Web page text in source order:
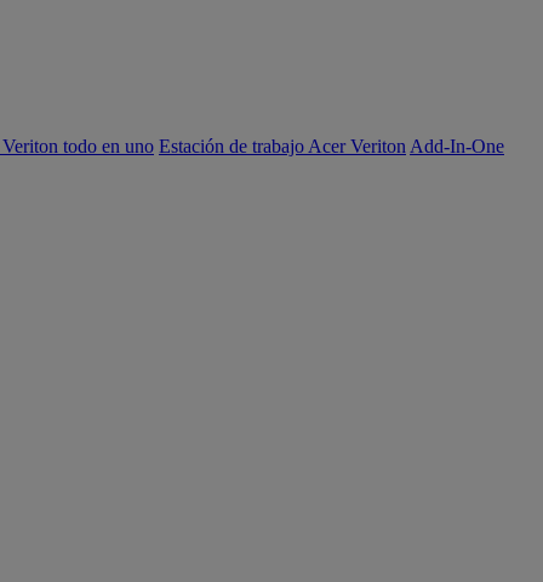
todo en uno Estación de trabajo Acer Veriton Add-In-One